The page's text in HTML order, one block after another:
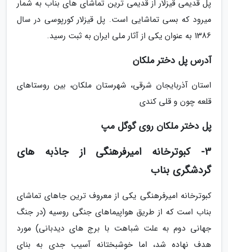
پل قدیمی قیزلار از قدیمی ترین تماشای های بناب به شمار
میرود که بسی تماشایی است. پل قیزلار کورپوسی در سال
1386 به عنوان یکی از آثار ملی ایران به ثبت رسید.
آدرس پل دختر ملکان
استان آذربایجان شرقی، شهرستان ملکان، بین روستاهای
قلعه چون و قلی کندی
پل دختر ملکان روی گوگل مپ
3- کبوترخانه امیرفرهنگی از جاذبه های
گردشگری بناب
کبوترخانه امیرفرهنگی یکی از معروف ترین جاهای تماشای
بناب است که از طریق هواپیماهای جنگی روسیه (در جنگ
جهانی دوم به علت شباهت با برج های دیدبانی) مورد
هدف نهاده شد، اما خوشبختانه آسیب جدی به بنای